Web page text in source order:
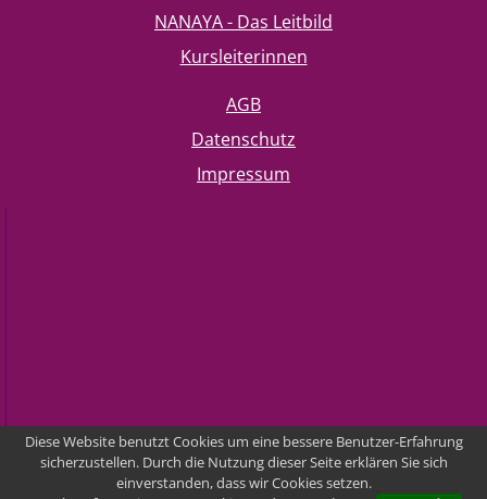
NANAYA - Das Leitbild
Kursleiterinnen
AGB
Datenschutz
Impressum
Diese Website benutzt Cookies um eine bessere Benutzer-Erfahrung
sicherzustellen. Durch die Nutzung dieser Seite erklären Sie sich
einverstanden, dass wir Cookies setzen.